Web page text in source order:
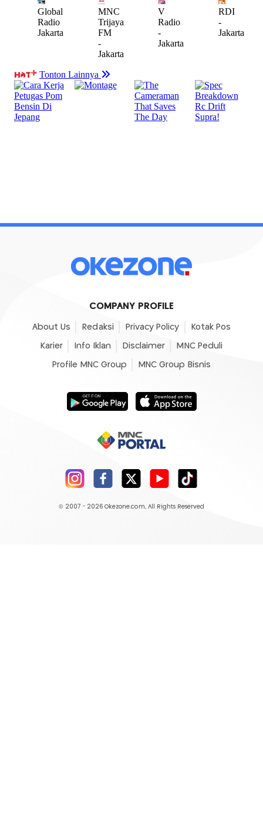
COMPANY PROFILE
About Us Redaksi Privacy Policy Kotak Pos
Karier Info Iklan Disclaimer MNC Peduli
Profile MNC Group MNC Group Bisnis
© 2007 - 2026 Okezone.com, All Rights Reserved